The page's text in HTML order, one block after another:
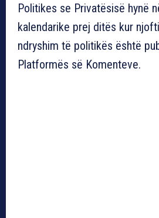
Politikes se Privatësisë hynë
kalendarike prej ditës kur
ndryshim të politikës është
Platformës së Komenteve.